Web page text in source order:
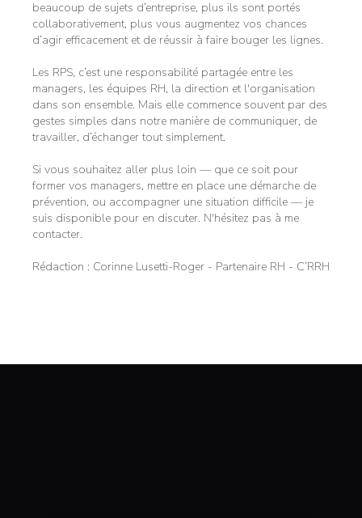
beaucoup de sujets d’entreprise, plus ils sont portés
collaborativement, plus vous augmentez vos chances
d’agir efficacement et de réussir à faire bouger les lignes.
Les RPS, c’est une responsabilité partagée entre les
managers, les équipes RH, la direction et l'organisation
dans son ensemble. Mais elle commence souvent par des
gestes simples dans notre manière de communiquer, de
travailler, d’échanger tout simplement.
Si vous souhaitez aller plus loin — que ce soit pour
former vos managers, mettre en place une démarche de
prévention, ou accompagner une situation difficile — je
suis disponible pour en discuter. N'hésitez pas à me
contacter.
Rédaction : Corinne Lusetti-Roger - Partenaire RH - C’RRH